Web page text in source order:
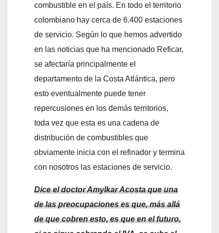
combustible en el país. En todo el territorio
colombiano hay cerca de 6.400 estaciones
de servicio. Según lo que hemos advertido
en las noticias que ha mencionado Reficar,
se afectaría principalmente el
departamento de la Costa Atlántica, pero
esto eventualmente puede tener
repercusiones en los demás territorios,
toda vez que esta es una cadena de
distribución de combustibles que
obviamente inicia con el refinador y termina
con nosotros las estaciones de servicio.
Dice el doctor Amylkar Acosta que una
de las preocupaciones es que, más allá
de que cobren esto, es que en el futuro,